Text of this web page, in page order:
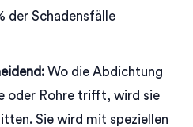
der Schadensfälle
Wo die Abdichtung
oder Rohre trifft, wird sie
Sie wird mit speziellen